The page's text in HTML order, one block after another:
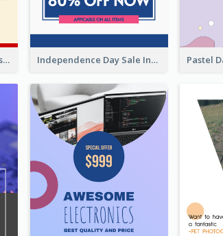
Independence Day Info Instagram Story Independence Day Sale Instagram Story